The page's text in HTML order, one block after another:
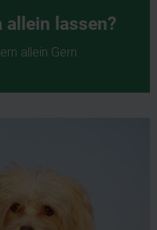
allein lassen?
allein Gern